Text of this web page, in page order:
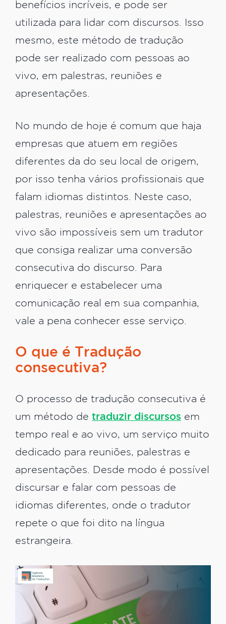
benefícios incríveis, e pode ser
utilizada para lidar com discursos. Isso
mesmo, este método de tradução
pode ser realizado com pessoas ao
vivo, em palestras, reuniões e
apresentações.
No mundo de hoje é comum que haja
empresas que atuem em regiões
diferentes da do seu local de origem,
por isso tenha vários profissionais que
falam idiomas distintos. Neste caso,
palestras, reuniões e apresentações ao
vivo são impossíveis sem um tradutor
que consiga realizar uma conversão
consecutiva do discurso. Para
enriquecer e estabelecer uma
comunicação real em sua companhia,
vale a pena conhecer esse serviço.
O que é Tradução
consecutiva?
O processo de tradução consecutiva é
um método de traduzir discursos em
tempo real e ao vivo, um serviço muito
dedicado para reuniões, palestras e
apresentações. Desde modo é possível
discursar e falar com pessoas de
idiomas diferentes, onde o tradutor
repete o que foi dito na língua
estrangeira.